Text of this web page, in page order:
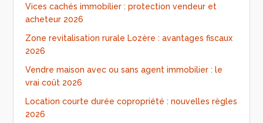
Vices cachés immobilier : protection vendeur et
acheteur 2026
Zone revitalisation rurale Lozère : avantages fiscaux
2026
Vendre maison avec ou sans agent immobilier : le
vrai coût 2026
Location courte durée copropriété : nouvelles règles
2026